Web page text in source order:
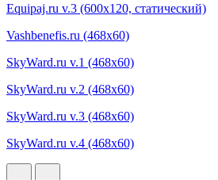
Equipaj.ru v.3 (600x120, статический)
Vashbenefis.ru (468x60)
SkyWard.ru v.1 (468x60)
SkyWard.ru v.2 (468x60)
SkyWard.ru v.3 (468x60)
SkyWard.ru v.4 (468x60)